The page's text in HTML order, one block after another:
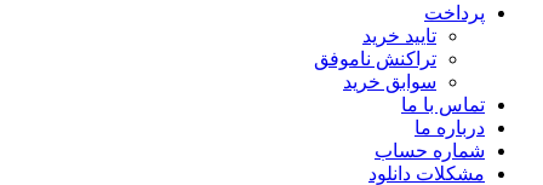
پرداخت
تایید خرید
تراکنش ناموفق
سوابق خرید
تماس با ما
درباره ما
شماره حساب
مشکلات دانلود